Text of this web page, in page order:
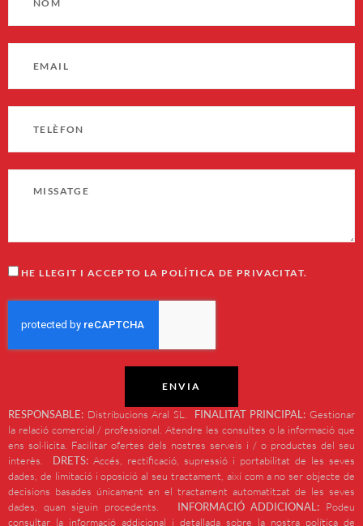
HE LLEGIT I ACCEPTO LA POLÍTICA DE PRIVACITAT.
ENVIA
RESPONSABLE: Distribucions Aral SL. FINALITAT PRINCIPAL: Gestionar
la relació comercial / professional. Atendre les consultes o la informació que
ens sol·licita. Facilitar ofertes dels nostres serveis i / o productes del seu
interès. DRETS: Accés, rectificació, supressió i portabilitat de les seves
dades, de limitació i oposició al seu tractament, així com a no ser objecte de
decisions basades únicament en el tractament automatitzat de les seves
dades, quan siguin procedents. INFORMACIÓ ADDICIONAL: Podeu
consultar la informació addicional i detallada sobre la nostra política de